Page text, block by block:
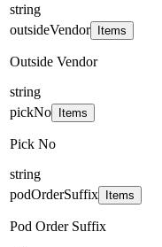
string
outsideVendor
Items
Outside Vendor
string
pickNo
Items
Pick No
string
podOrderSuffix
Items
Pod Order Suffix